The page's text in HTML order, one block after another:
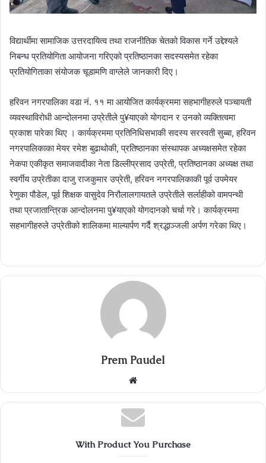
विद्यार्थीमा सामाजिक उत्तरदायित्व तथा राजनीतिक चेतको विकास गर्ने उद्देश्यले
निबन्ध प्रतियोगिता आयोजना गरिएको प्रतिष्ठानका सदस्यसमेत रहेका
प्रतियोगिताका संयोजक चूडामणि वाग्लेले जानकारी दिए।
हरिवन नगरपालिका वडा नं. ११ मा आयोजित कार्यक्रममा सहभागीहरुले पञ्चायती
व्यवस्थाविरोधी आन्दोलनमा उप्रेतीले पु¥याएको योगदान र उनको व्यक्तित्वमा
प्रकाश पारेका थिए । कार्यक्रममा प्रतिनिधिसभाकी सदस्य सरस्वती सुब्बा, हरिवन
नगरपालिकाका मेयर रमेश बुढाथोकी, प्रतिष्ठानका संस्थापक अध्यक्षसमेत रहेका
नेकपा एकीकृत समाजवादीका नेता डिल्लीप्रसाद उप्रेती, प्रतिष्ठानका अध्यक्ष तथा
स्वर्गीय उप्रेतीका दाजु राजकुमार उप्रेती, हरिवन नगरपालिकाकी पूर्व उपमेयर
रेणुका पौडेल, पूर्व शिक्षक वासुदेव निरौलालगायतले उप्रेतीले सर्लाहीको वामपन्थी
तथा प्रजातान्त्रिक आन्दोलनमा पु¥याएको योगदानको चर्चा गरे। कार्यक्रममा
सहभागीहरुले उप्रेतीको शालिकमा माल्यार्पण गर्दै श्रद्धाञ्जली अर्पण गरेका थिए।
Prem Paudel
Website
With Product You Purchase